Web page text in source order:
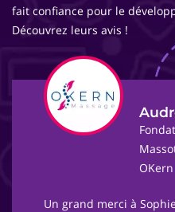
fait confiance pour le
Découvrez leurs avis !
OKern
Un grand merci à